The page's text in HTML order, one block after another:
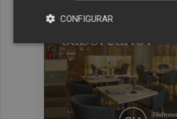
CONFIGURAR